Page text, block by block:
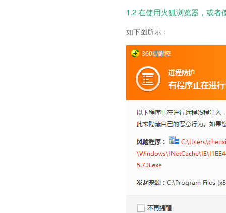
1.2 在使用火狐浏览器，或
如下图所示：